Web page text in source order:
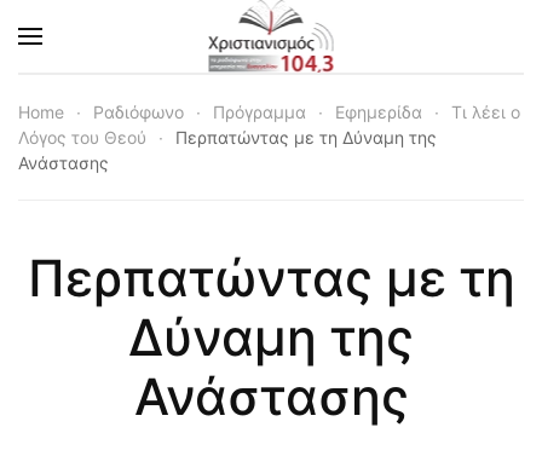
Skip to main content
Home Ραδιόφωνο Πρόγραμμα Εφημερίδα
Τι λέει ο
Λόγος του Θεού
Περπατώντας με τη Δύναμη της
Ανάστασης
Περπατώντας με τη
Δύναμη της
Ανάστασης